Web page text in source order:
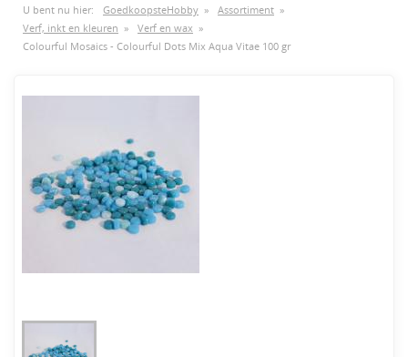
U bent nu hier: GoedkoopsteHobby » Assortiment »
Verf, inkt en kleuren » Verf en wax »
Colourful Mosaics - Colourful Dots Mix Aqua Vitae 100 gr